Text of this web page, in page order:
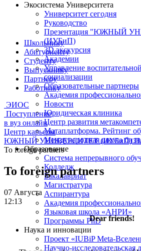
Экосистема Университета
Университет сегодня
Руководство
Презентация "ЮЖНЫЙ
(ИУБиП)
3D экскурсия
Академии
Управление
социализации
Образовательные партнеры
Академия
Новости
Юридическая клиника
Центр развития
Матаплатформа. Рейтинг
Международная школа
Образование
Система непрерывного
Колледж
Бакалавриат
Магистратура
Аспирантура
Академия
Языковая школа «АНРИ»
Программы PhD
Наука и инновации
Проект «IUBiP Meta-
Научно-исследовательская
Школьнику
Абитуриенту
Студенту
Выпускнику
Партнеру
Работнику
ЭИОС
Поступление
в вуз онлайн
Центр карьеры
ЮЖНЫЙ УНИВЕРСИТЕТ (ИУБиП)
To foreign partners
To foreign partners
07 Августа
12:13
Dear friends!